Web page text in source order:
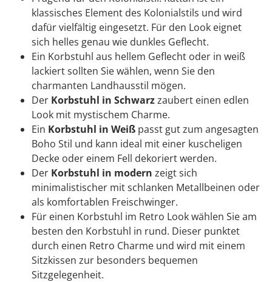
klassisches Element des Kolonialstils und wird
dafür vielfältig eingesetzt. Für den Look eignet
sich helles genau wie dunkles Geflecht.
Ein Korbstuhl aus hellem Geflecht oder in weiß
lackiert sollten Sie wählen, wenn Sie den
charmanten Landhausstil mögen.
Der Korbstuhl in Schwarzzaubert einen edlen
Look mit mystischem Charme.
Ein Korbstuhl in Weiß passt gut zum angesagten
Boho Stil und kann ideal mit einer kuscheligen
Decke oder einem Fell dekoriert werden.
Der Korbstuhl in modern zeigt sich
minimalistischer mit schlanken Metallbeinen oder
als komfortablen Freischwinger.
Für einen Korbstuhl im Retro Look wählen Sie am
besten den Korbstuhl in rund. Dieser punktet
durch einen Retro Charme und wird mit einem
Sitzkissen zur besonders bequemen
Sitzgelegenheit.